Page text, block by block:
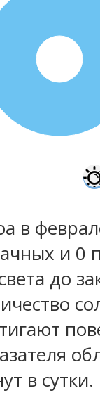
в
и 0
до
в сутки.